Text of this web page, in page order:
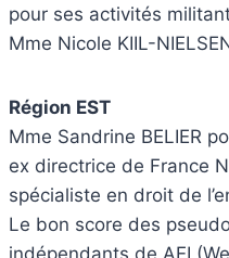
pour ses activités
Mme Nicole KIIL-
Région EST
Mme Sandrine BELIER
ex directrice de France
spécialiste en droit de
Le bon score des
indépendants de AEI